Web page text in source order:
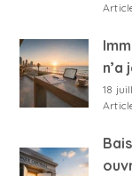
18